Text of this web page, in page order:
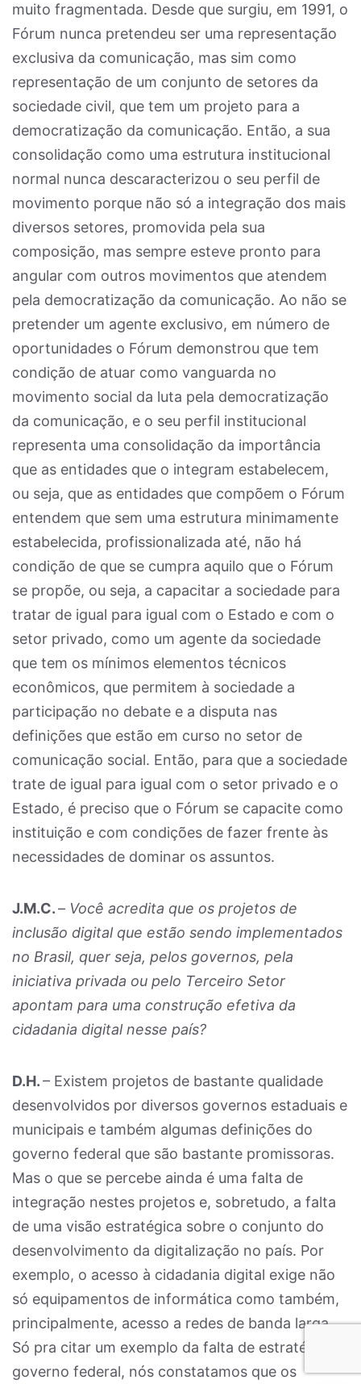
muito fragmentada. Desde que surgiu, em 1991, o
Fórum nunca pretendeu ser uma representação
exclusiva da comunicação, mas sim como
representação de um conjunto de setores da
sociedade civil, que tem um projeto para a
democratização da comunicação. Então, a sua
consolidação como uma estrutura institucional
normal nunca descaracterizou o seu perfil de
movimento porque não só a integração dos mais
diversos setores, promovida pela sua
composição, mas sempre esteve pronto para
angular com outros movimentos que atendem
pela democratização da comunicação. Ao não se
pretender um agente exclusivo, em número de
oportunidades o Fórum demonstrou que tem
condição de atuar como vanguarda no
movimento social da luta pela democratização
da comunicação, e o seu perfil institucional
representa uma consolidação da importância
que as entidades que o integram estabelecem,
ou seja, que as entidades que compõem o Fórum
entendem que sem uma estrutura minimamente
estabelecida, profissionalizada até, não há
condição de que se cumpra aquilo que o Fórum
se propõe, ou seja, a capacitar a sociedade para
tratar de igual para igual com o Estado e com o
setor privado, como um agente da sociedade
que tem os mínimos elementos técnicos
econômicos, que permitem à sociedade a
participação no debate e a disputa nas
definições que estão em curso no setor de
comunicação social. Então, para que a sociedade
trate de igual para igual com o setor privado e o
Estado, é preciso que o Fórum se capacite como
instituição e com condições de fazer frente às
necessidades de dominar os assuntos.
J.M.C.– Você acredita que os projetos de
inclusão digital que estão sendo implementados
no Brasil, quer seja, pelos governos, pela
iniciativa privada ou pelo Terceiro Setor
apontam para uma construção efetiva da
cidadania digital nesse país?
D.H.– Existem projetos de bastante qualidade
desenvolvidos por diversos governos estaduais e
municipais e também algumas definições do
governo federal que são bastante promissoras.
Mas o que se percebe ainda é uma falta de
integração nestes projetos e, sobretudo, a falta
de uma visão estratégica sobre o conjunto do
desenvolvimento da digitalização no país. Por
exemplo, o acesso à cidadania digital exige não
só equipamentos de informática como também,
principalmente, acesso a redes de banda larga.
Só pra citar um exemplo da falta de estratégia do
governo federal, nós constatamos que os